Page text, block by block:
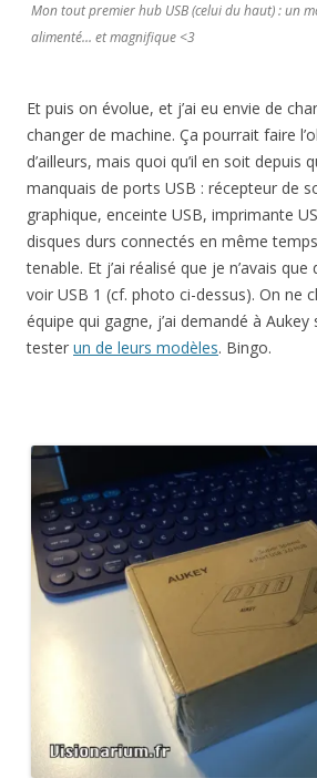
Mon tout premier hub USB (celui du haut) : un
alimenté… et magnifique <3
Et puis on évolue, et j’ai eu envie de
changer de machine. Ça pourrait faire
d’ailleurs, mais quoi qu’il en soit depuis
manquais de ports USB : récepteur de
graphique, enceinte USB, imprimante
disques durs connectés en même
tenable. Et j’ai réalisé que je n’avais
voir USB 1 (cf. photo ci-dessus). On ne
équipe qui gagne, j’ai demandé à
tester un de leurs modèles. Bingo.